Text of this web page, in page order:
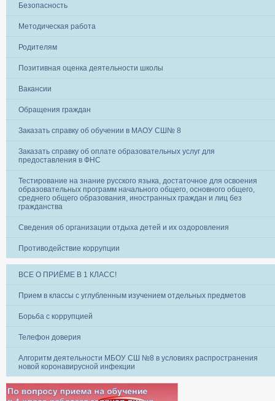
Безопасность
Методическая работа
Родителям
Позитивная оценка деятельности школы
Вакансии
Обращения граждан
Заказать справку об обучении в МАОУ СШ№ 8
Заказать справку об оплате образовательных услуг для
предоставления в ФНС
Тестирование на знание русского языка, достаточное для освоения
образовательных программ начального общего, основного общего,
среднего общего образования, иностранных граждан и лиц без
гражданства
Сведения об организации отдыха детей и их оздоровления
Противодействие коррупции
ВСЕ О ПРИЁМЕ В 1 КЛАСС!
Прием в классы с углубленным изучением отдельных предметов
Борьба с коррупцией
Телефон доверия
Алгоритм деятельности МБОУ СШ №8 в условиях распространения
новой коронавирусной инфекции